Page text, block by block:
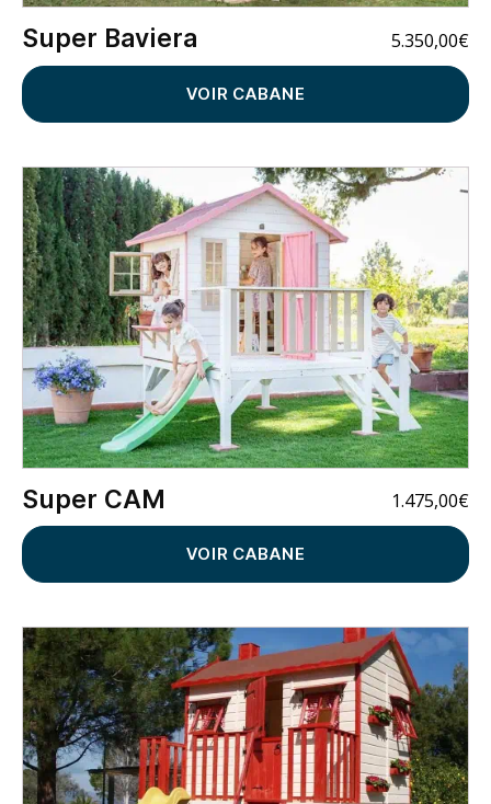
Super Baviera 5.350,00€
VOIR CABANE
Super CAM 1.475,00€
VOIR CABANE